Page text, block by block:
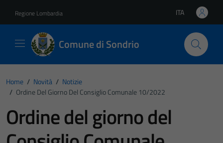
Regione Lombardia Lingua attiva:
ITA
Comune di Sondrio
Home / Novità / Notizie
/ Ordine Del Giorno Del Consiglio Comunale 10/2022
Ordine del giorno del